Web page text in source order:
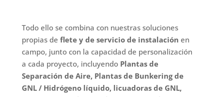
Todo ello se combina con nuestras soluciones
propias de flete y de servicio de instalación en
campo, junto con la capacidad de personalización
a cada proyecto, incluyendo Plantas de
Separación de Aire, Plantas de Bunkering de
GNL / Hidrógeno líquido, licuadoras de GNL,